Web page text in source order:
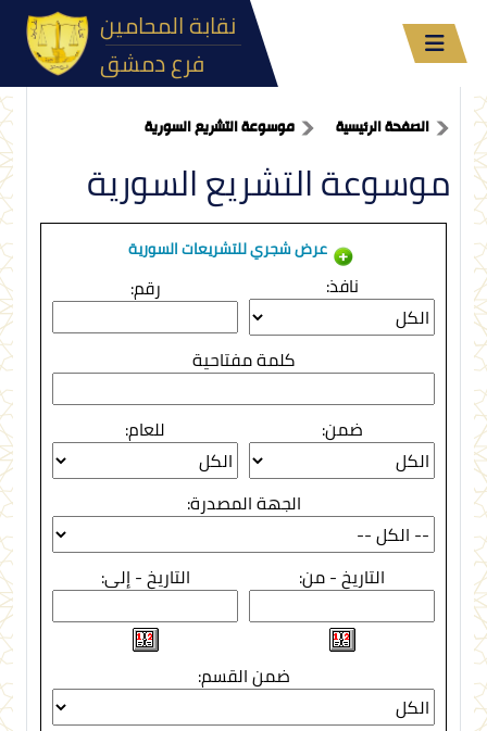
فرع دمشق
الصفحة الرئيسية موسوعة التشريع السورية
موسوعة التشريع السورية
عرض شجري للتشريعات السورية
نافذ: رقم:
كلمة مفتاحية
ضمن: للعام:
الجهة المصدرة:
التاريخ - من: التاريخ - إلى:
ضمن القسم: